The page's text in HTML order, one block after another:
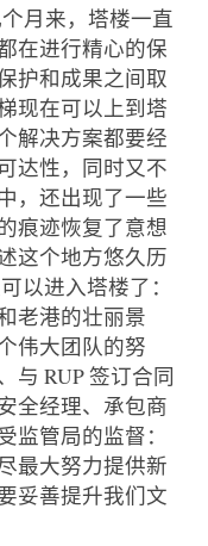
月来，塔楼一直
在进行精心的保
护和成果之间取
现在可以上到塔
解决方案都要经
达性，同时又不
，还出现了一些
痕迹恢复了意想
这个地方悠久历
以进入塔楼了：
老港的壮丽景
伟大团队的努
与 RUP 签订合同
全经理、承包商
监管局的监督：
最大努力提供新
妥善提升我们文